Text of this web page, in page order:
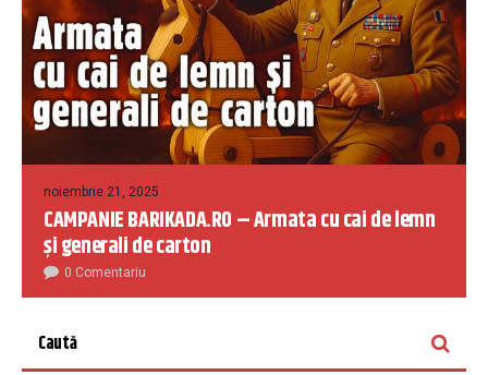
noiembrie 21, 2025
CAMPANIE BARIKADA.RO – Armata cu cai de lemn
și generali de carton
0 Comentariu